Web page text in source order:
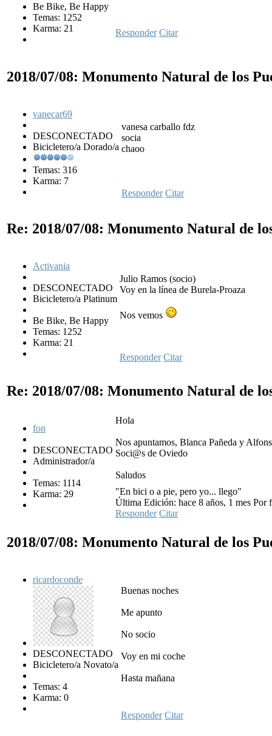
Be Bike, Be Happy
Temas: 1252
Karma: 21
Responder Citar
2018/07/08: Monumento Natural de los
vanecar69
DESCONECTADO
Bicicletero/a Dorado/a
Temas: 316
Karma: 7
vanesa carballo fdz
socia
chaoo
Responder Citar
Re: 2018/07/08: Monumento Natural de
Activania
DESCONECTADO
Bicicletero/a Platinum
Be Bike, Be Happy
Temas: 1252
Karma: 21
Julio Ramos (socio)
Voy en la línea de Burela-Proaza
Nos vemos
Responder Citar
Re: 2018/07/08: Monumento Natural de
fon
DESCONECTADO
Administrador/a
Temas: 1114
Karma: 29
Hola
Nos apuntamos, Blanca Pañeda y
Soci@s de Oviedo
Saludos
"En bici o a pie, pero yo... llego"
Última Edición: hace 8 años, 1 mes Por
Responder Citar
2018/07/08: Monumento Natural de los
ricardoconde
DESCONECTADO
Bicicletero/a Novato/a
Temas: 4
Karma: 0
Buenas noches
Me apunto
No socio
Voy en mi coche
Hasta mañana
Responder Citar